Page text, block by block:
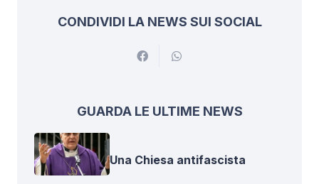
CONDIVIDI LA NEWS SUI SOCIAL
GUARDA LE ULTIME NEWS
Una Chiesa antifascista